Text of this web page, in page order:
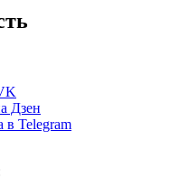
Дзен
в Telegram